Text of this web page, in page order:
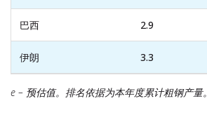
巴西 2.9
伊朗 3.3
e – 预估值。排名依据为本年度累计粗钢产量。